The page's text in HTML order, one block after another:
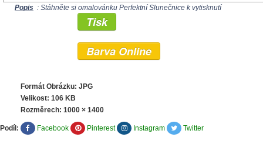
Popis : Stáhněte si omalovánku Perfektní Slunečnice k vytisknutí
Tisk
Barva Online
Formát Obrázku: JPG
Velikost: 106 KB
Rozměrech: 1000 × 1400
Podíl: Facebook Pinterest Instagram Twitter